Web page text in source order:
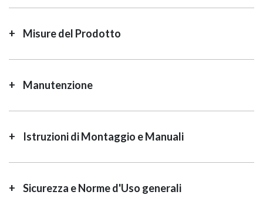
Misure del Prodotto
Manutenzione
Istruzioni di Montaggio e Manuali
Sicurezza e Norme d'Uso generali